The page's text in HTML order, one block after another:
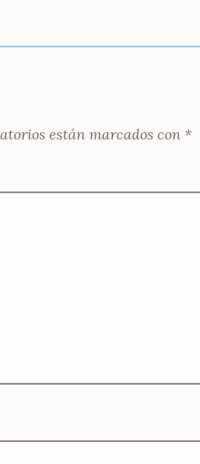
están marcados con *